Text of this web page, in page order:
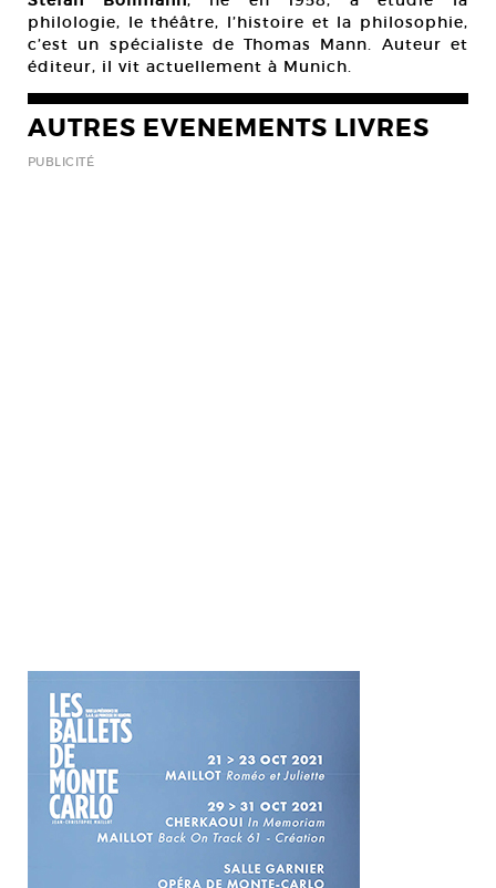
philologie, le théâtre, l’histoire et la philosophie,
c’est un spécialiste de Thomas Mann. Auteur et
éditeur, il vit actuellement à Munich.
AUTRES EVENEMENTS LIVRES
PUBLICITÉ